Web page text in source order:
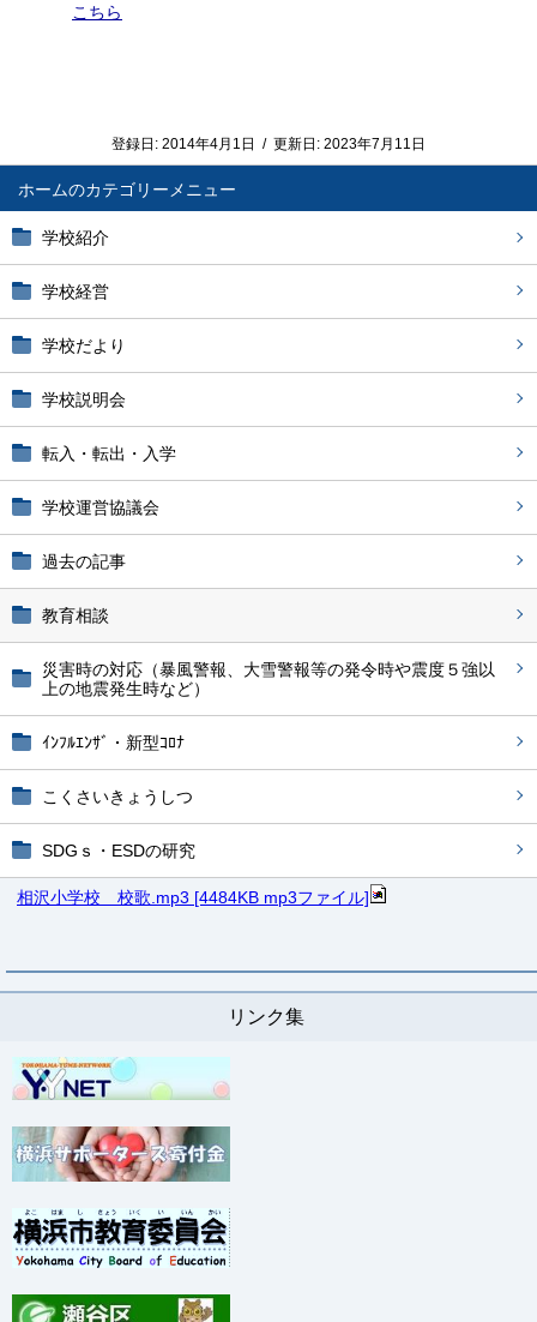
ホーム
学校紹介
学校経営
学校だより
学校説明会
転入・転出・入学
学校運営協議会
過去の記事
教育相談
災害時の対応（暴風警報、大雪警報等の発令時や震度５強以
上の地震発生時など）
ｲﾝﾌﾙｴﾝｻﾞ・新型ｺﾛﾅ
こくさいきょうしつ
SDGｓ・ESDの研究
相沢小学校 校歌.mp3 [4484KB mp3ファイル]
リンク集
こちら
登録日: 2014年4月1日 / 更新日: 2023年7月11日